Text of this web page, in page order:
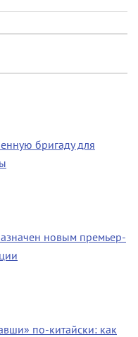
бригаду для
новым премьер-
по-китайски: как